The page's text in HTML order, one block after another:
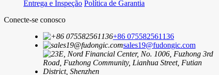
Entrega e Inspeção Política de Garantia
Conecte-se conosco
+86 075582561136
sales19@fudongic.com